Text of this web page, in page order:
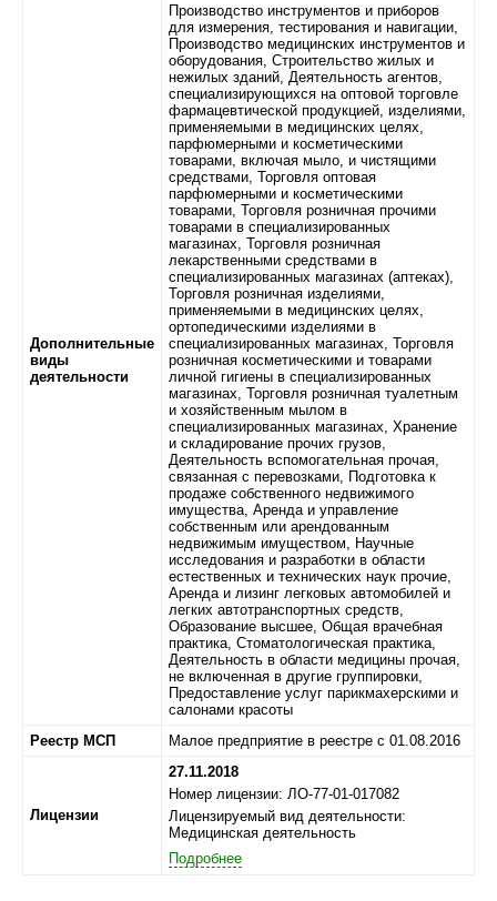
Дополнительные
виды
деятельности
Производство инструментов и приборов
для измерения, тестирования и навигации,
Производство медицинских инструментов и
оборудования, Строительство жилых и
нежилых зданий, Деятельность агентов,
специализирующихся на оптовой торговле
фармацевтической продукцией, изделиями,
применяемыми в медицинских целях,
парфюмерными и косметическими
товарами, включая мыло, и чистящими
средствами, Торговля оптовая
парфюмерными и косметическими
товарами, Торговля розничная прочими
товарами в специализированных
магазинах, Торговля розничная
лекарственными средствами в
специализированных магазинах (аптеках),
Торговля розничная изделиями,
применяемыми в медицинских целях,
ортопедическими изделиями в
специализированных магазинах, Торговля
розничная косметическими и товарами
личной гигиены в специализированных
магазинах, Торговля розничная туалетным
и хозяйственным мылом в
специализированных магазинах, Хранение
и складирование прочих грузов,
Деятельность вспомогательная прочая,
связанная с перевозками, Подготовка к
продаже собственного недвижимого
имущества, Аренда и управление
собственным или арендованным
недвижимым имуществом, Научные
исследования и разработки в области
естественных и технических наук прочие,
Аренда и лизинг легковых автомобилей и
легких автотранспортных средств,
Образование высшее, Общая врачебная
практика, Стоматологическая практика,
Деятельность в области медицины прочая,
не включенная в другие группировки,
Предоставление услуг парикмахерскими и
салонами красоты
Реестр МСП
Малое предприятие в реестре с 01.08.2016
Лицензии
27.11.2018
Номер лицензии: ЛО-77-01-017082
Лицензируемый вид деятельности:
Медицинская деятельность
Подробнее